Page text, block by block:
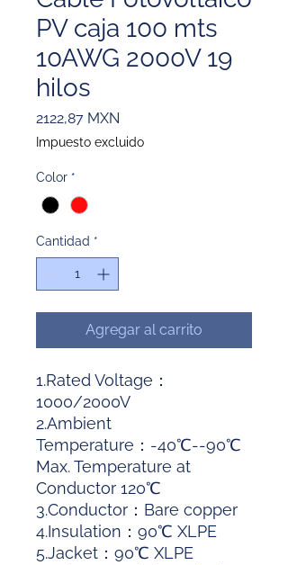
PV caja 100 mts
10AWG 2000V 19
hilos
2122,87 MXN
Impuesto excluido
Color *
Cantidad *
Agregar al carrito
1.Rated Voltage：
1000/2000V
2.Ambient
Temperature：-40℃--90℃
Max. Temperature at
Conductor 120℃
3.Conductor：Bare copper
4.Insulation：90℃ XLPE
5.Jacket：90℃ XLPE